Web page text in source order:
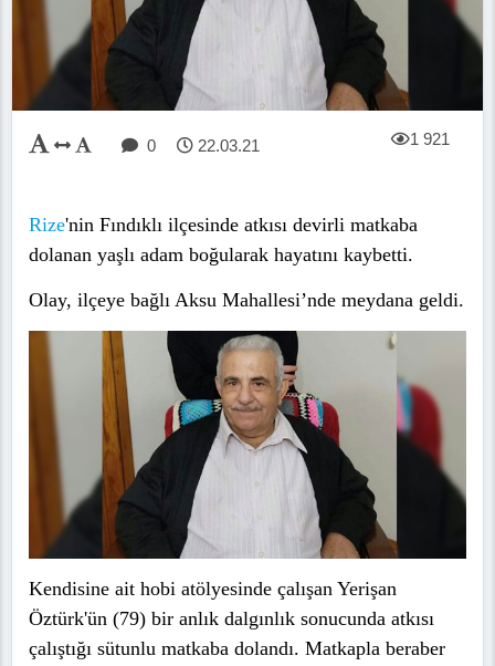
0 22.03.21 1 921
Rize'nin Fındıklı ilçesinde atkısı devirli matkaba
dolanan yaşlı adam boğularak hayatını kaybetti.
Olay, ilçeye bağlı Aksu Mahallesi’nde meydana geldi.
Kendisine ait hobi atölyesinde çalışan Yerişan
Öztürk'ün (79) bir anlık dalgınlık sonucunda atkısı
çalıştığı sütunlu matkaba dolandı. Matkapla beraber